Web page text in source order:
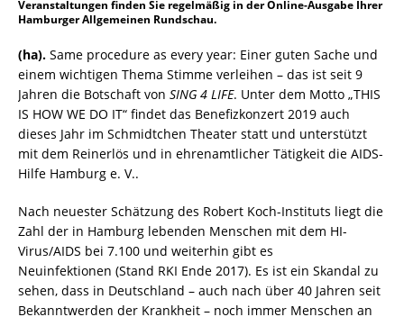
Veranstaltungen finden Sie regelmäßig in der Online-Ausgabe Ihrer
Hamburger Allgemeinen Rundschau.
(ha). Same procedure as every year: Einer guten Sache und
einem wichtigen Thema Stimme verleihen – das ist seit 9
Jahren die Botschaft von SING 4 LIFE. Unter dem Motto „THIS
IS HOW WE DO IT“ findet das Benefizkonzert 2019 auch
dieses Jahr im Schmidtchen Theater statt und unterstützt
mit dem Reinerlös und in ehrenamtlicher Tätigkeit die AIDS-
Hilfe Hamburg e. V..
Nach neuester Schätzung des Robert Koch-Instituts liegt die
Zahl der in Hamburg lebenden Menschen mit dem HI-
Virus/AIDS bei 7.100 und weiterhin gibt es
Neuinfektionen (Stand RKI Ende 2017). Es ist ein Skandal zu
sehen, dass in Deutschland – auch nach über 40 Jahren seit
Bekanntwerden der Krankheit – noch immer Menschen an